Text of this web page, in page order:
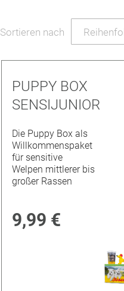
Sortieren nach
PUPPY BOX
SENSIJUNIOR
Die Puppy Box als
Willkommenspaket
für sensitive
Welpen mittlerer bis
großer Rassen
9,99 €